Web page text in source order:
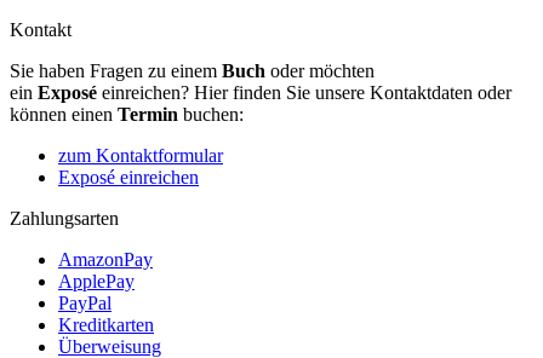
Kontakt
Sie haben Fragen zu einem Buch oder möchten
ein Exposé einreichen? Hier finden Sie unsere Kontaktdaten oder
können einen Termin buchen:
zum Kontaktformular
Exposé einreichen
Zahlungsarten
AmazonPay
ApplePay
PayPal
Kreditkarten
Überweisung